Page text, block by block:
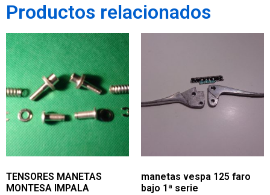
Productos relacionados
TENSORES MANETAS
MONTESA IMPALA
manetas vespa 125 faro
bajo 1ª serie